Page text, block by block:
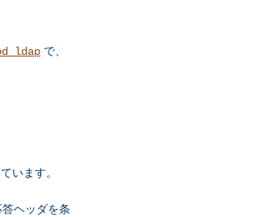
で、
います。
ヘッダを条